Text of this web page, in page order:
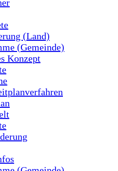
(Land)
(Gemeinde)
Konzept